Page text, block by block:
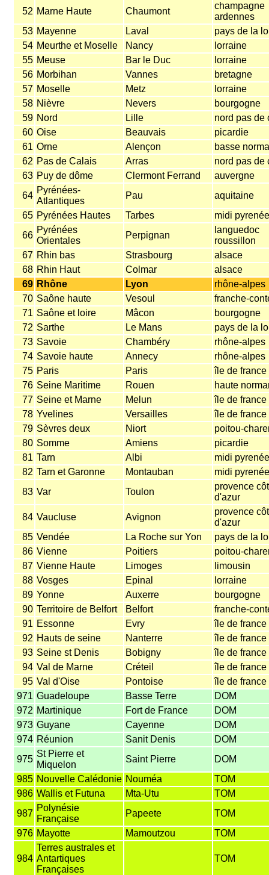
52 Marne Haute Chaumont
champagne
ardennes
53 Mayenne Laval
pays de la
54 Meurthe et Moselle Nancy
lorraine
55 Meuse Bar le Duc
lorraine
56 Morbihan Vannes
bretagne
57 Moselle Metz
lorraine
58 Nièvre Nevers
bourgogne
59 Nord Lille
nord pas de
60 Oise Beauvais
picardie
61 Orne Alençon
basse
62 Pas de Calais Arras
nord pas de
63 Puy de dôme Clermont Ferrand
auvergne
64
Pyrénées-
Atlantiques
Pau
aquitaine
65 Pyrénées Hautes Tarbes
midi
66
Pyrénées
Orientales
Perpignan
languedoc
roussillon
67 Rhin bas Strasbourg
alsace
68 Rhin Haut Colmar
alsace
69 Rhône Lyon
rhône-alpes
70 Saône haute Vesoul
franche-
71 Saône et loire Mâcon
bourgogne
72 Sarthe Le Mans
pays de la
73 Savoie Chambéry
rhône-alpes
74 Savoie haute Annecy
rhône-alpes
75 Paris Paris
île de france
76 Seine Maritime Rouen
haute
77 Seine et Marne Melun
île de france
78 Yvelines Versailles
île de france
79 Sèvres deux Niort
poitou-
80 Somme Amiens
picardie
81 Tarn Albi
midi
82 Tarn et Garonne Montauban
midi
83 Var Toulon
provence
d'azur
84 Vaucluse Avignon
provence
d'azur
85 Vendée La Roche sur Yon
pays de la
86 Vienne Poitiers
poitou-
87 Vienne Haute Limoges
limousin
88 Vosges Epinal
lorraine
89 Yonne Auxerre
bourgogne
90 Territoire de Belfort Belfort
franche-
91 Essonne Evry
île de france
92 Hauts de seine Nanterre
île de france
93 Seine st Denis Bobigny
île de france
94 Val de Marne Créteil
île de france
95 Val d'Oise Pontoise
île de france
971 Guadeloupe Basse Terre
DOM
972 Martinique Fort de France
DOM
973 Guyane Cayenne
DOM
974 Réunion Sanit Denis
DOM
975
St Pierre et
Miquelon
Saint Pierre
DOM
985 Nouvelle Calédonie Nouméa
TOM
986 Wallis et Futuna Mta-Utu
TOM
987
Polynésie
Française
Papeete
TOM
976 Mayotte Mamoutzou TOM
984
Terres australes et
Antartiques
Françaises
TOM